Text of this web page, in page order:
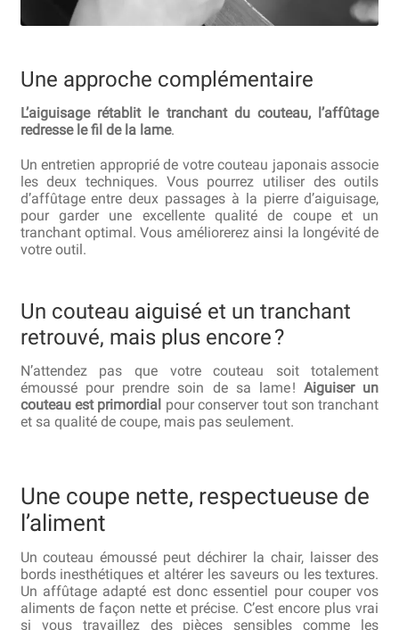
Une approche complémentaire
L’aiguisage rétablit le tranchant du couteau, l’affûtage
redresse le fil de la lame.
Un entretien approprié de votre couteau japonais associe
les deux techniques. Vous pourrez utiliser des outils
d’affûtage entre deux passages à la pierre d’aiguisage,
pour garder une excellente qualité de coupe et un
tranchant optimal. Vous améliorerez ainsi la longévité de
votre outil.
Un couteau aiguisé et un tranchant
retrouvé, mais plus encore ?
N’attendez pas que votre couteau soit totalement
émoussé pour prendre soin de sa lame !Aiguiser un
couteau est primordial pour conserver tout son tranchant
et sa qualité de coupe, mais pas seulement.
Une coupe nette, respectueuse de
l’aliment
Un couteau émoussé peut déchirer la chair, laisser des
bords inesthétiques et altérer les saveurs ou les textures.
Un affûtage adapté est donc essentiel pour couper vos
aliments de façon nette et précise. C’est encore plus vrai
si vous travaillez des pièces sensibles comme les